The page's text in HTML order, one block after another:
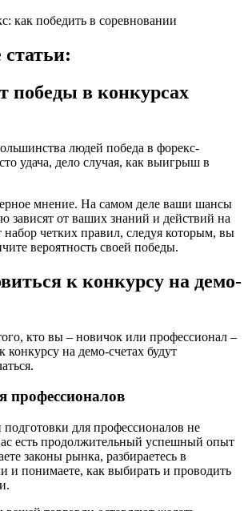
победы в конкурсах
людей победа в форекс-
удача, дело случая, как выигрыш в
мнение. На самом деле ваши шансы
зависят от ваших знаний и действий на
четких правил, следуя которым, вы
вероятность своей победы.
к конкурсу на демо-
кто вы – новичок или профессионал –
конкурсу на демо-счетах будут
профессионалов
для профессионалов не
есть продолжительный успешный опыт
законы рынка, разбираетесь в
и понимаете, как выбирать и проводить